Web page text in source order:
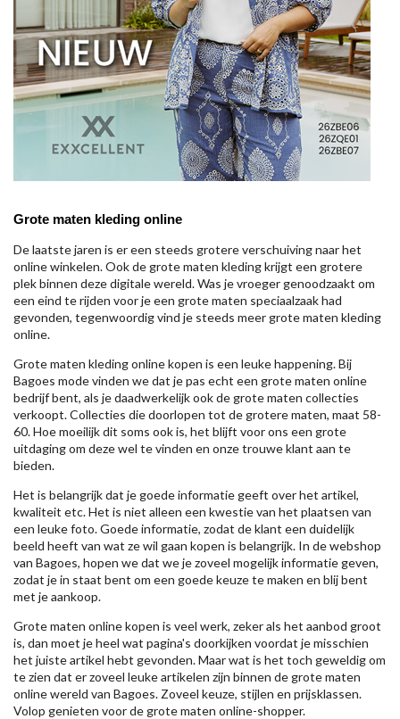
Grote maten kleding online
De laatste jaren is er een steeds grotere verschuiving naar het
online winkelen. Ook de grote maten kleding krijgt een grotere
plek binnen deze digitale wereld. Was je vroeger genoodzaakt om
een eind te rijden voor je een grote maten speciaalzaak had
gevonden, tegenwoordig vind je steeds meer grote maten kleding
online.
Grote maten kleding online kopen is een leuke happening. Bij
Bagoes mode vinden we dat je pas echt een grote maten online
bedrijf bent, als je daadwerkelijk ook de grote maten collecties
verkoopt. Collecties die doorlopen tot de grotere maten, maat 58-
60. Hoe moeilijk dit soms ook is, het blijft voor ons een grote
uitdaging om deze wel te vinden en onze trouwe klant aan te
bieden.
Het is belangrijk dat je goede informatie geeft over het artikel,
kwaliteit etc. Het is niet alleen een kwestie van het plaatsen van
een leuke foto. Goede informatie, zodat de klant een duidelijk
beeld heeft van wat ze wil gaan kopen is belangrijk. In de webshop
van Bagoes, hopen we dat we je zoveel mogelijk informatie geven,
zodat je in staat bent om een goede keuze te maken en blij bent
met je aankoop.
Grote maten online kopen is veel werk, zeker als het aanbod groot
is, dan moet je heel wat pagina's doorkijken voordat je misschien
het juiste artikel hebt gevonden. Maar wat is het toch geweldig om
te zien dat er zoveel leuke artikelen zijn binnen de grote maten
online wereld van Bagoes. Zoveel keuze, stijlen en prijsklassen.
Volop genieten voor de grote maten online-shopper.